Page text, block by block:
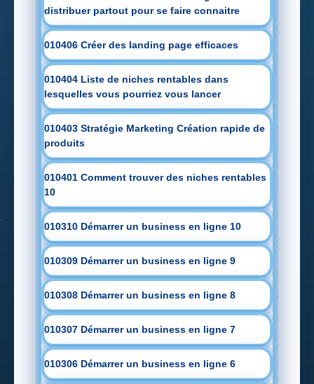
distribuer partout pour se faire connaitre
010406 Créer des landing page efficaces
010404 Liste de niches rentables dans
lesquelles vous pourriez vous lancer
010403 Stratégie Marketing Création rapide de
produits
010401 Comment trouver des niches rentables
10
010310 Démarrer un business en ligne 10
010309 Démarrer un business en ligne 9
010308 Démarrer un business en ligne 8
010307 Démarrer un business en ligne 7
010306 Démarrer un business en ligne 6